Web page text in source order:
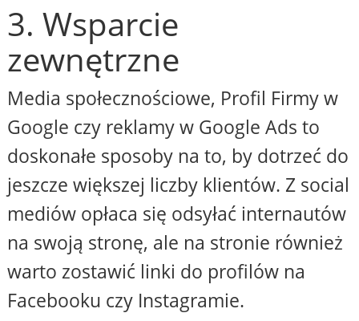
3. Wsparcie
zewnętrzne
Media społecznościowe, Profil Firmy w
Google czy reklamy w Google Ads to
doskonałe sposoby na to, by dotrzeć do
jeszcze większej liczby klientów. Z social
mediów opłaca się odsyłać internautów
na swoją stronę, ale na stronie również
warto zostawić linki do profilów na
Facebooku czy Instagramie.